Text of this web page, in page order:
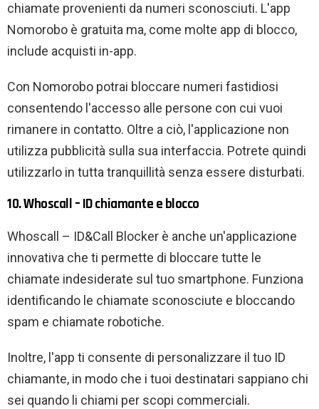
chiamate provenienti da numeri sconosciuti. L'app
Nomorobo è gratuita ma, come molte app di blocco,
include acquisti in-app.
Con Nomorobo potrai bloccare numeri fastidiosi
consentendo l'accesso alle persone con cui vuoi
rimanere in contatto. Oltre a ciò, l'applicazione non
utilizza pubblicità sulla sua interfaccia. Potrete quindi
utilizzarlo in tutta tranquillità senza essere disturbati.
10. Whoscall – ID chiamante e blocco
Whoscall – ID&Call Blocker è anche un'applicazione
innovativa che ti permette di bloccare tutte le
chiamate indesiderate sul tuo smartphone. Funziona
identificando le chiamate sconosciute e bloccando
spam e chiamate robotiche.
Inoltre, l'app ti consente di personalizzare il tuo ID
chiamante, in modo che i tuoi destinatari sappiano chi
sei quando li chiami per scopi commerciali.